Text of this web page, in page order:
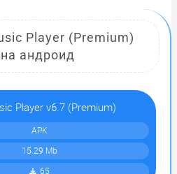
Player (Premium)
андроид
Player v6.7 (Premium)
APK
15.29 Mb
65